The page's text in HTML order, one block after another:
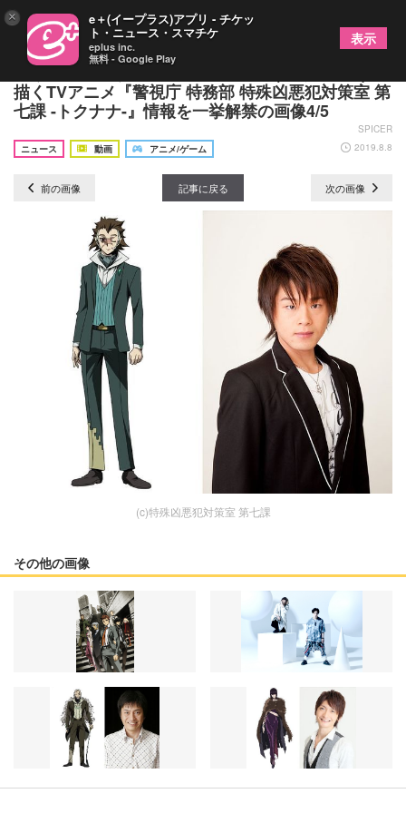
違う世界、違う東京の、七人の警官(はぐれもの)を
描くTVアニメ『警視庁 特務部 特殊凶悪犯対策室 第
七課 -トクナナ-』情報を一挙解禁の画像4/5
SPICER
ニュース
動画 アニメ/ゲーム 2019.8.8
前の画像 記事に戻る 次の画像
(c)特殊凶悪犯対策室 第七課
その他の画像
× e＋(イープラス)アプリ - チケッ
ト・ニュース・スマチケ
eplus inc.
無料 - Google Play
表示